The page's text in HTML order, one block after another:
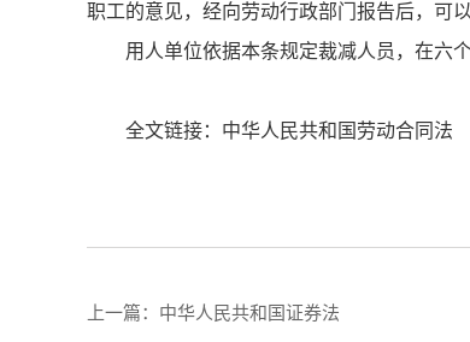
职工的意见，经向劳动行政部门报告后，可以
用人单位依据本条规定裁减人员，在六
全文链接： 中华人民共和国劳动合同法
上一篇： 中华人民共和国证券法